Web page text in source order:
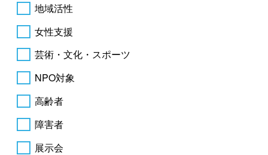
地域活性
女性支援
芸術・文化・スポーツ
NPO対象
高齢者
障害者
展示会